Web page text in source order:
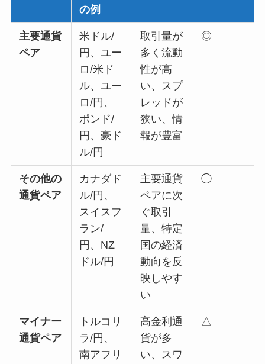
の例
主要通貨
ペア
米ドル/
円、ユー
ロ/米ド
ル、ユー
ロ/円、
ポンド/
円、豪ド
ル/円
取引量が
多く流動
性が高
い、スプ
レッドが
狭い、情
報が豊富
◎
その他の
通貨ペア
カナダド
ル/円、
スイスフ
ラン/
円、NZ
ドル/円
主要通貨
ペアに次
ぐ取引
量、特定
国の経済
動向を反
映しやす
い
◯
マイナー
通貨ペア
トルコリ
ラ/円、
南アフリ
高金利通
貨が多
い、スワ
△